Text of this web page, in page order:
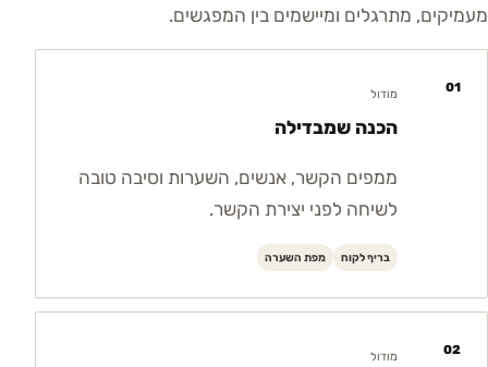
מעמיקים, מתרגלים ומיישמים בין המפגשים.
01 מודול
הכנה שמבדילה
ממפים הקשר, אנשים, השערות וסיבה טובה
לשיחה לפני יצירת הקשר.
בריף לקוח מפת השערה
02 מודול